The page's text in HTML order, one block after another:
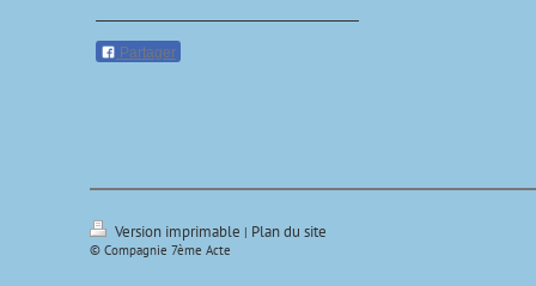
Partager
Version imprimable | Plan du site
© Compagnie 7ème Acte